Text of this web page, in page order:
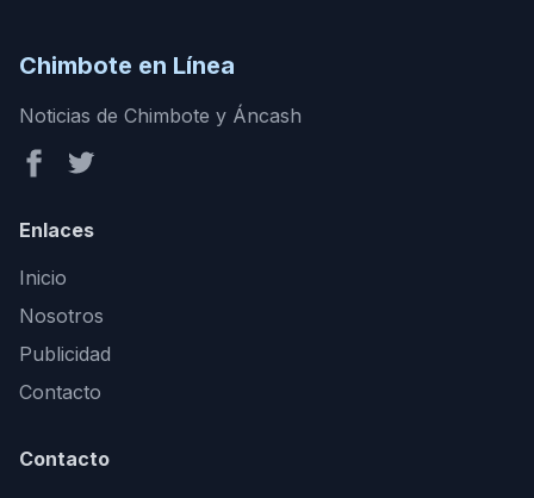
Chimbote en Línea
Noticias de Chimbote y Áncash
Enlaces
Inicio
Nosotros
Publicidad
Contacto
Contacto